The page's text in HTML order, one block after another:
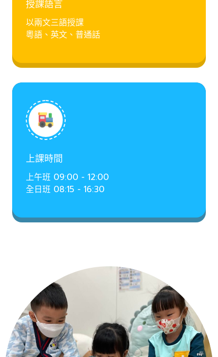
授課語言
以兩文三語授課
粵語、英文、普通話
上課時間
上午班 09:00 - 12:00
全日班 08:15 - 16:30